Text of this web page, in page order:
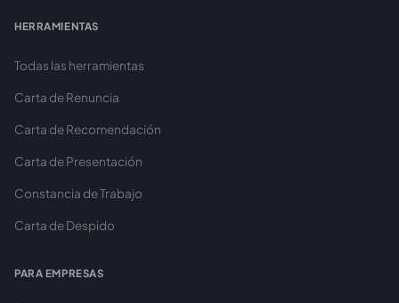
HERRAMIENTAS
Todas las herramientas
Carta de Renuncia
Carta de Recomendación
Carta de Presentación
Constancia de Trabajo
Carta de Despido
PARA EMPRESAS